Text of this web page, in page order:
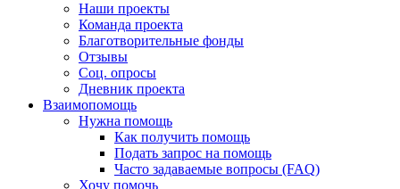
Наши проекты
Команда проекта
Благотворительные фонды
Отзывы
Соц. опросы
Дневник проекта
Взаимопомощь
Нужна помощь
Как получить помощь
Подать запрос на помощь
Часто задаваемые вопросы (FAQ)
Хочу помочь